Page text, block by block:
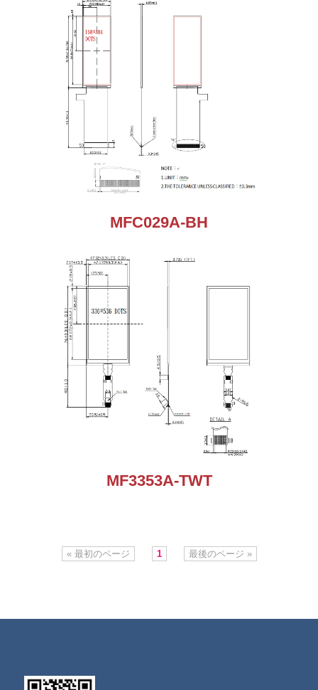
MFC029A-BH
MF3353A-TWT
« 最初のページ 1 最後のページ »